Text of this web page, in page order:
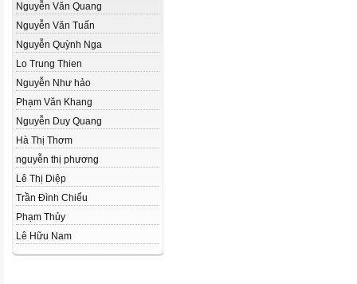
Nguyễn Văn Quang
Nguyễn Văn Tuấn
Nguyễn Quỳnh Nga
Lo Trung Thien
Nguyễn Như hảo
Phạm Văn Khang
Nguyễn Duy Quang
Hà Thị Thơm
nguyễn thị phương
Lê Thị Diệp
Trần Đình Chiểu
Phạm Thủy
Lê Hữu Nam